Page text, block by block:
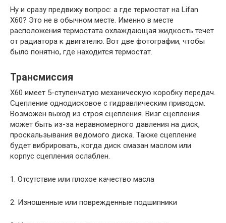
Ну и сразу предвижу вопрос: а где термостат на Lifan
X60? Это не в обычном месте. Именно в месте
расположения термостата охлаждающая жидкость течет
от радиатора к двигателю. Вот две фотографии, чтобы
было понятно, где находится термостат.
Трансмиссия
X60 имеет 5-ступенчатую механическую коробку передач.
Сцепление однодисковое с гидравлическим приводом.
Возможен выход из строя сцепления. Визг сцепления
может быть из-за неравномерного давления на диск,
проскальзывания ведомого диска. Также сцепление
будет вибрировать, когда диск смазан маслом или
корпус сцепления ослаблен.
1. Отсутствие или плохое качество масла
2. Изношенные или поврежденные подшипники